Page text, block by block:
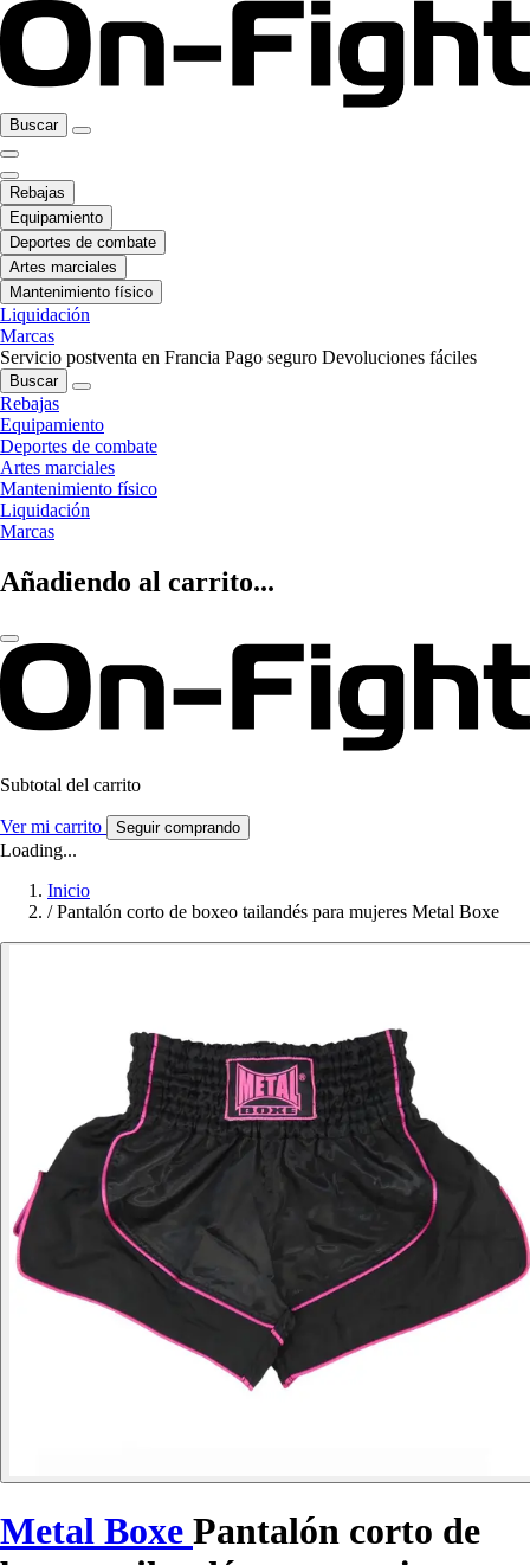
Buscar
Rebajas
Equipamiento
Deportes de combate
Artes marciales
Mantenimiento físico
Liquidación
Marcas
Servicio postventa en Francia Pago seguro Devoluciones fáciles
Buscar
Rebajas
Equipamiento
Deportes de combate
Artes marciales
Mantenimiento físico
Liquidación
Marcas
Añadiendo al carrito...
Subtotal del carrito
Ver mi carrito Seguir comprando
Loading...
Inicio
/ Pantalón corto de boxeo tailandés para mujeres Metal Boxe
Metal Boxe Pantalón corto de